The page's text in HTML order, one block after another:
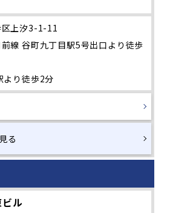
上汐3-1-11
線 谷町九丁目駅5号出口より徒歩
より徒歩2分
る
ル